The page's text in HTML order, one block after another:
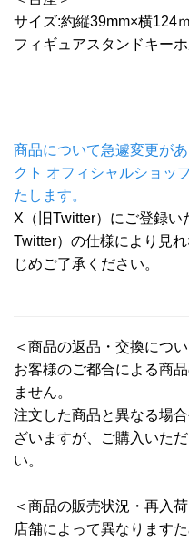
サイズ:約縦39mm×横124
フィギュアスタンドキー
商品について急遽変更が
クト オフィシャルショッ
たします。
X（旧Twitter）にご登録い
Twitter）の仕様により見
じめご了承ください。
＜商品の返品・交換につい
お客様のご都合による商
ません。
注文した商品と異なる場
ざいますが、ご購入いた
い。
＜商品の販売状況・再入
店舗によって異なります